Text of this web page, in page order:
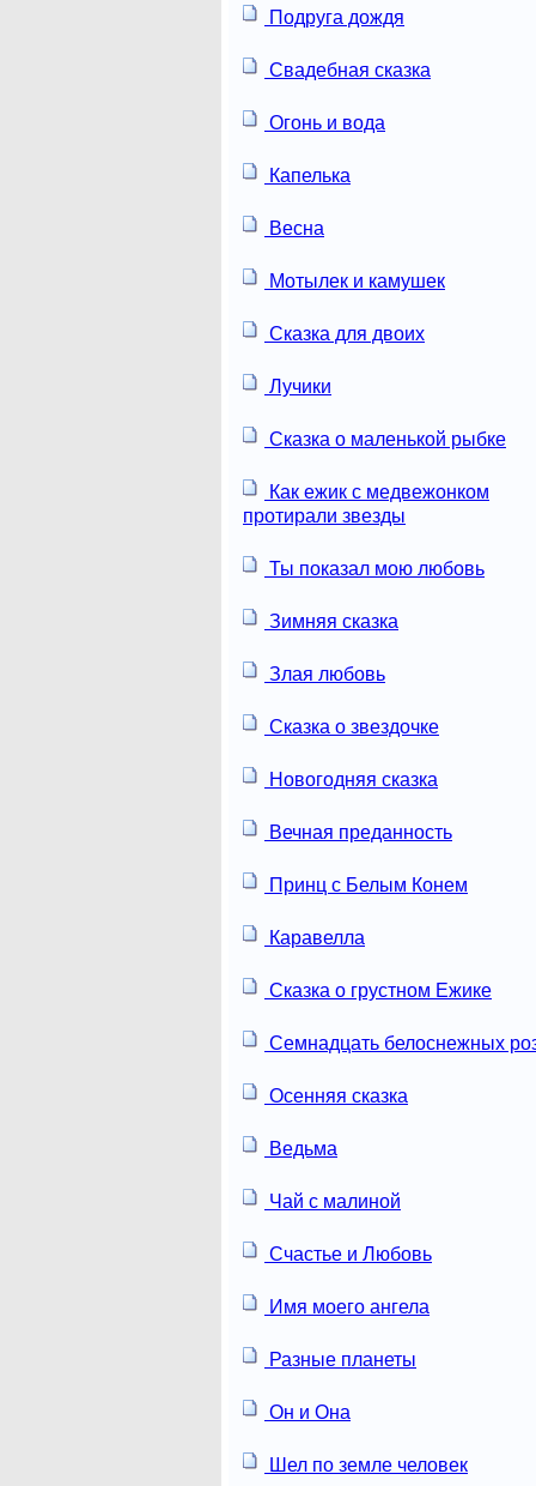
Подруга дождя
Свадебная сказка
Огонь и вода
Капелька
Весна
Мотылек и камушек
Сказка для двоих
Лучики
Сказка о маленькой рыбке
Как ежик с медвежонком
протирали звезды
Ты показал мою любовь
Зимняя сказка
Злая любовь
Сказка о звездочке
Новогодняя сказка
Вечная преданность
Принц с Белым Конем
Каравелла
Сказка о грустном Ежике
Семнадцать белоснежных
Осенняя сказка
Ведьма
Чай с малиной
Счастье и Любовь
Имя моего ангела
Разные планеты
Он и Она
Шел по земле человек